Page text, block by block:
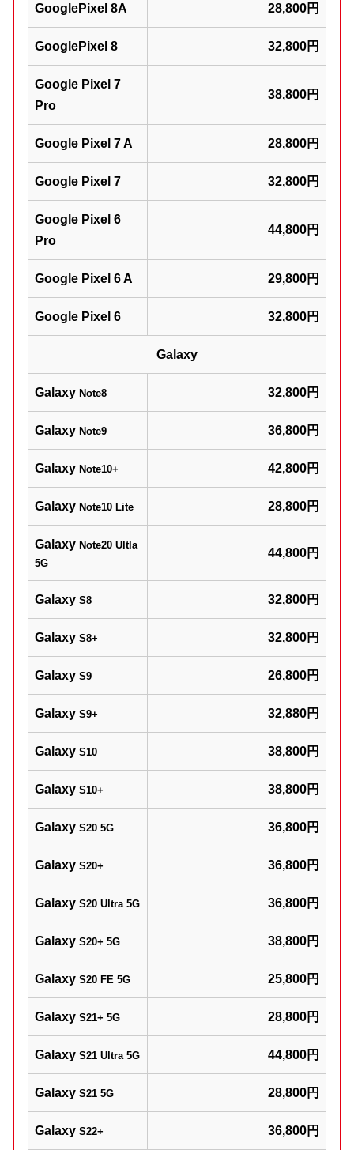
GooglePixel 8A 28,800円
GooglePixel 8 32,800円
Google Pixel 7
Pro
38,800円
Google Pixel 7 A 28,800円
Google Pixel 7 32,800円
Google Pixel 6
Pro
44,800円
Google Pixel 6 A 29,800円
Google Pixel 6 32,800円
Galaxy
Galaxy Note8 32,800円
Galaxy Note9 36,800円
Galaxy Note10+ 42,800円
Galaxy Note10 Lite 28,800円
Galaxy Note20 Ultla
5G
44,800円
Galaxy S8 32,800円
Galaxy S8+ 32,800円
Galaxy S9 26,800円
Galaxy S9+ 32,880円
Galaxy S10 38,800円
Galaxy S10+ 38,800円
Galaxy S20 5G 36,800円
Galaxy S20+ 36,800円
Galaxy S20 Ultra 5G 36,800円
Galaxy S20+ 5G 38,800円
Galaxy S20 FE 5G 25,800円
Galaxy S21+ 5G 28,800円
Galaxy S21 Ultra 5G 44,800円
Galaxy S21 5G 28,800円
Galaxy S22+ 36,800円